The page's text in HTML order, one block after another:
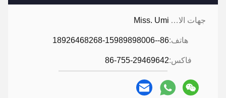
جهات الاتصال: Miss. Umi
هاتف:86--18926468268-15989898006
فاكس:86-755-29469642